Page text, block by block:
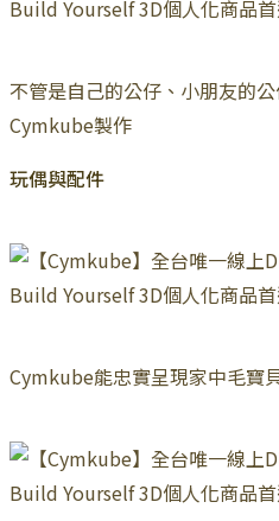
不管是自己的公仔、小朋友的
Cymkube製作
玩偶與配件
Cymkube能忠實呈現家中毛寶